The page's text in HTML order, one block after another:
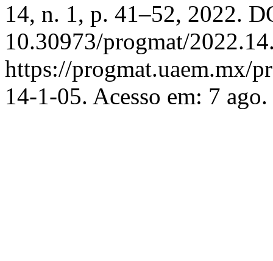
14, n. 1, p. 41–52, 2022.
10.30973/progmat/
https://progmat.uaem.mx/
14-1-05. Acesso em: 7